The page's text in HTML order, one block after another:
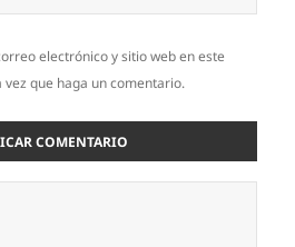
electrónico y sitio web en este
que haga un comentario.